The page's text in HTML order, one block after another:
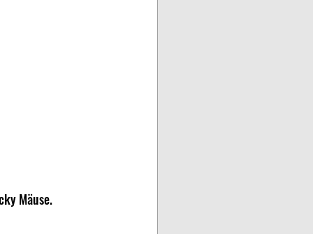
Mäuse.